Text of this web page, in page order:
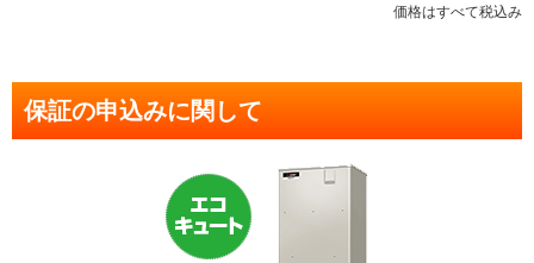
価格はすべて税込み
保証の申込みに関して